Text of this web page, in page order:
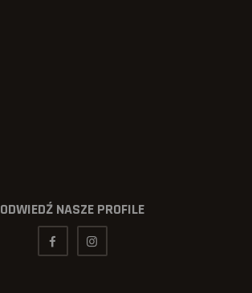
ODWIEDŹ NASZE PROFILE